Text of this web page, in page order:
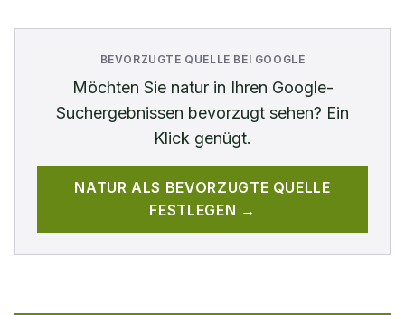
BEVORZUGTE QUELLE BEI GOOGLE
Möchten Sie naturin Ihren Google-
Suchergebnissen bevorzugt sehen? Ein
Klick genügt.
NATUR ALS BEVORZUGTE QUELLE
FESTLEGEN →